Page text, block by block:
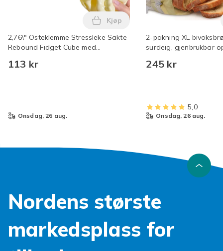
2,76\" Osteklemme Stressleke Sakte
Rebound Fidget Cube med
Sensorisk Klemmeleke for Voksne og
113 kr
Legg 2,76\" Osteklemme
Kjøp
onsdag, 26 aug.
2-pakning XL
surdeig, gjenbrukbar
245 kr
5,0
onsdag, 26 aug.
Nordens største
markedsplass for